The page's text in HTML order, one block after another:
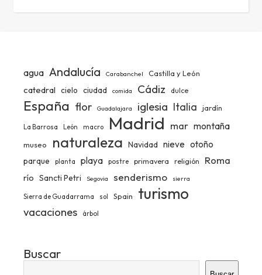
agua Andalucía Carabanchel Castilla y León
catedral cielo ciudad comida Cádiz dulce
España flor Guadalajara iglesia Italia jardín
La Barrosa León macro Madrid mar montaña
museo naturaleza Navidad nieve otoño
parque planta playa postre primavera religión Roma
río Sancti Petri Segovia senderismo sierra
Sierra de Guadarrama sol Spain turismo
vacaciones árbol
Buscar